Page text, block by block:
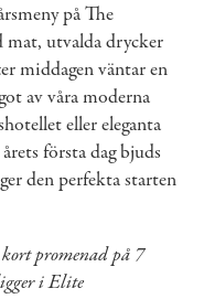
på The
mat, utvalda drycker
middagen väntar en
av våra moderna
eller eleganta
första dag bjuds
den perfekta starten
promenad på 7
i Elite